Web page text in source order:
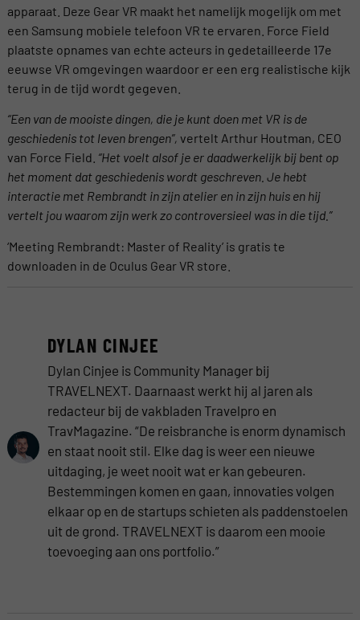
apparaat. Deze Gear VR maakt het namelijk mogelijk om met
een Samsung mobiele telefoon VR te ervaren. Force Field
plaatste opnames van echte acteurs in gedetailleerde 17e
eeuwse VR omgevingen waardoor er een erg realistische kijk
terug in de tijd wordt gegeven.
“Een van de mooiste dingen, die je kunt doen met VR is de
geschiedenis tot leven brengen”, vertelt Arthur Houtman, CEO
van Force Field. “Het voelt alsof je er daadwerkelijk bij bent op
het moment dat geschiedenis wordt geschreven. Je hebt
interactie met Rembrandt in zijn atelier en in zijn huis en hij
vertelt jou waarom zijn werk zo controversieel was in die tijd.”
‘Meeting Rembrandt: Master of Reality’ is gratis te
downloaden in de Oculus Gear VR store.
DYLAN CINJEE
Dylan Cinjee is Community Manager bij
TRAVELNEXT. Daarnaast werkt hij al jaren als
redacteur bij de vakbladen Travelpro en
TravMagazine. “De reisbranche is enorm dynamisch
en staat nooit stil. Elke dag is weer een nieuwe
uitdaging, je weet nooit wat er kan gebeuren.
Bestemmingen komen en gaan, innovaties volgen
elkaar op en de startups schieten als paddenstoelen
uit de grond. TRAVELNEXT is daarom een mooie
toevoeging aan ons portfolio.”